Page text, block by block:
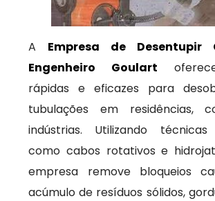
A Empresa de Desentupir
Engenheiro Goulart
rápidas e eficazes para
tubulações em residências,
indústrias. Utilizando técnicas
como cabos rotativos e
empresa remove bloqueios
acúmulo de resíduos sólidos,